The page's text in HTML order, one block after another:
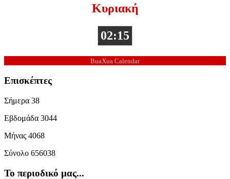
Κυριακή
02:15
BuaXua Calendar
Επισκέπτες
Σήμερα 38
Εβδομάδα 3044
Μήνας 4068
Σύνολο 656038
Το περιοδικό μας...